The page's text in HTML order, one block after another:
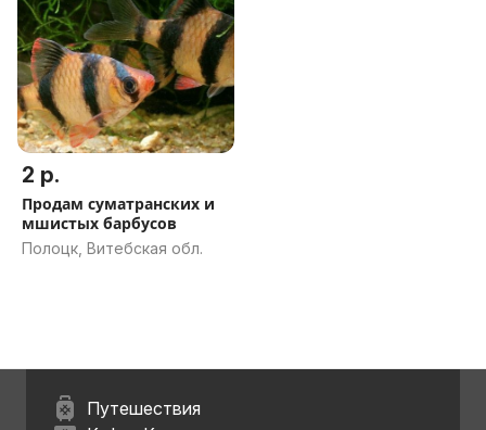
2 р.
Продам суматранских и
мшистых барбусов
Полоцк, Витебская обл.
Путешествия